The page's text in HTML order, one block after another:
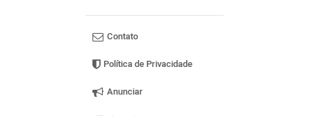
Contato
Política de Privacidade
Anunciar